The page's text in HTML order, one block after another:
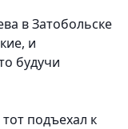
в Затобольске
и
будучи
подъехал к